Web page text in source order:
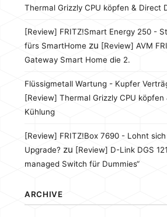
Thermal Grizzly CPU köpfen & Direct
[Review] FRITZ!Smart Energy 250 -
fürs SmartHome zu [Review] AVM
Gateway Smart Home die 2.
Flüssigmetall Wartung - Kupfer
[Review] Thermal Grizzly CPU köpfen
Kühlung
[Review] FRITZ!Box 7690 - Lohnt
Upgrade? zu [Review] D-Link DGS
managed Switch für Dummies“
ARCHIVE